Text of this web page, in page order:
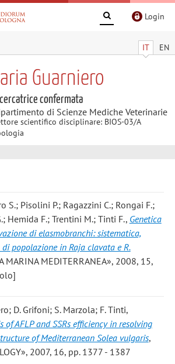
Login
IT EN
Ilaria Guarniero
confermata
di Scienze Mediche Veterinarie
scientifico disciplinare: BIOS-03/A
S.; Pisolini P.; Ragazzini C.; Rongai F.;
Hemida F.; Trentini M.; Tinti F., Genetica
di elasmobranchi: sistematica,
popolazione in Raja clavata e R.
MARINA MEDITERRANEA», 2008, 15,
D. Grifoni; S. Marzola; F. Tinti,
of AFLP and SSRs efficiency in resolving
of Mediterranean Solea vulgaris,
2007, 16, pp. 1377 - 1387